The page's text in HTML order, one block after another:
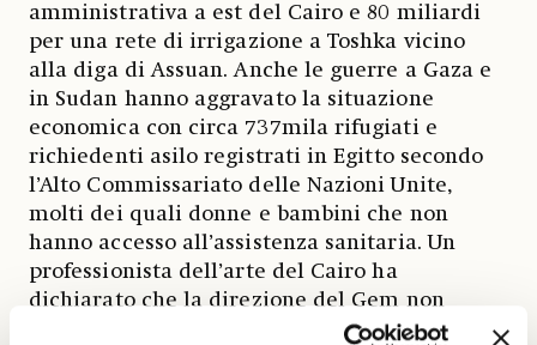
amministrativa a est del Cairo e 80 miliardi
per una rete di irrigazione a Toshka vicino
alla diga di Assuan. Anche le guerre a Gaza e
in Sudan hanno aggravato la situazione
economica con circa 737mila rifugiati e
richiedenti asilo registrati in Egitto secondo
l’Alto Commissariato delle Nazioni Unite,
molti dei quali donne e bambini che non
hanno accesso all’assistenza sanitaria. Un
professionista dell’arte del Cairo ha
dichiarato che la direzione del Gem non
ritiene che sia il momento adatto per una